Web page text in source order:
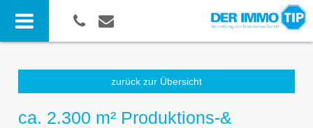
zurück zur Übersicht
ca. 2.300 m² Produktions-&